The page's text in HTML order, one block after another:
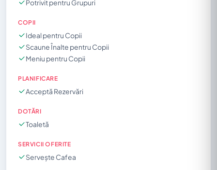
Potrivit pentru Grupuri
COPII
Ideal pentru Copii
Scaune Înalte pentru Copii
Meniu pentru Copii
PLANIFICARE
Acceptă Rezervări
DOTĂRI
Toaletă
SERVICII OFERITE
Servește Cafea